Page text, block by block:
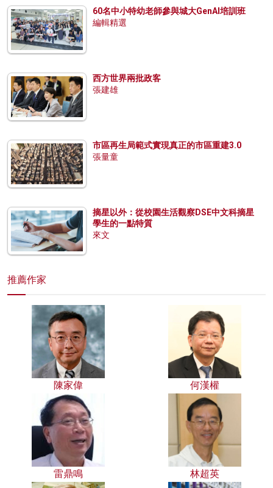
60名中小特幼老師參與城大GenAI培訓班
編輯精選
西方世界兩批政客
張建雄
市區再生局範式實現真正的市區重建3.0
張量童
摘星以外：從校園生活觀察DSE中文科摘星
學生的一點特質
來文
推薦作家
陳家偉 何漢權
雷鼎鳴 林超英